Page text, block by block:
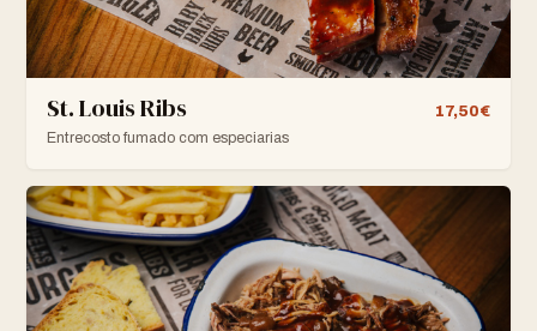
St. Louis Ribs
17,50€
Entrecosto fumado com especiarias